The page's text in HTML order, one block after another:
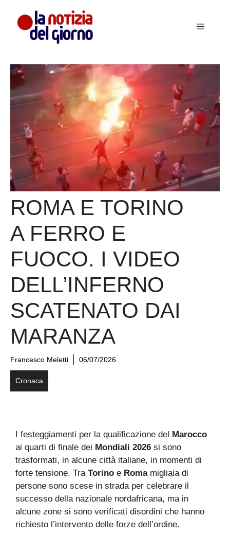
contenuto
Menu
ROMA E TORINO
A FERRO E
FUOCO. I VIDEO
DELL’INFERNO
SCATENATO DAI
MARANZA
Francesco Meletti 06/07/2026
Cronaca
I festeggiamenti per la qualificazione del Marocco
ai quarti di finale dei Mondiali 2026 si sono
trasformati, in alcune città italiane, in momenti di
forte tensione. Tra Torino e Romamigliaia di
persone sono scese in strada per celebrare il
successo della nazionale nordafricana, ma in
alcune zone si sono verificati disordini che hanno
richiesto l’intervento delle forze dell’ordine.